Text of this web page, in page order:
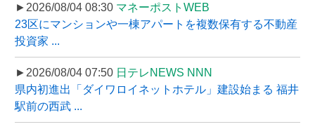
►2026/08/04 08:30 マネーポストWEB
23区にマンションや一棟アパートを複数保有する不動産
投資家 ...
►2026/08/04 07:50 日テレNEWS NNN
県内初進出「ダイワロイネットホテル」建設始まる 福井
駅前の西武 ...